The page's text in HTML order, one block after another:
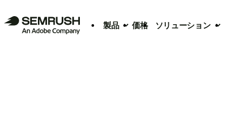
製品 価格 ソリューション